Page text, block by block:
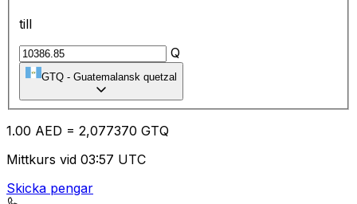
till
Q
GTQ - Guatemalansk quetzal
1.00 AED = 2,077370 GTQ
Mittkurs vid 03:57 UTC
Skicka pengar